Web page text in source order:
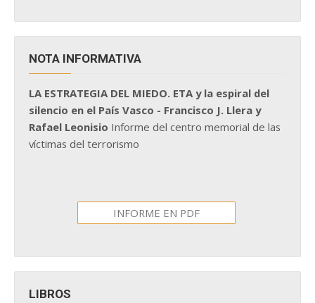
NOTA INFORMATIVA
LA ESTRATEGIA DEL MIEDO. ETA y la espiral del
silencio en el País Vasco - Francisco J. Llera y
Rafael Leonisio Informe del centro memorial de las
víctimas del terrorismo
INFORME EN PDF
LIBROS